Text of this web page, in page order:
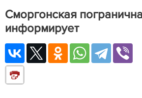
Сморгонская
информирует